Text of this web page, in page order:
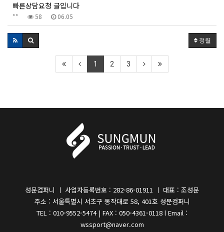
빠른상담요청 글입니다
** 58 06.05
정렬
1 2 3
성문컴퍼니 ㅣ 사업자등록번호 : 282-86-01911 ㅣ 대표 : 조성문
주소 : 서울특별시 서초구 동작대로 58, 401호 성문컴퍼니
TEL : 010-9552-5474 | FAX : 050-4361-0118 l Email :
wssport@naver.com